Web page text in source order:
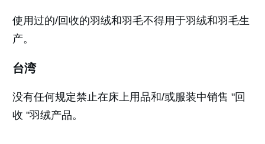
使用过的/回收的羽绒和羽毛不得用于羽绒和羽毛生
产。
台湾
没有任何规定禁止在床上用品和/或服装中销售 "回
收 "羽绒产品。